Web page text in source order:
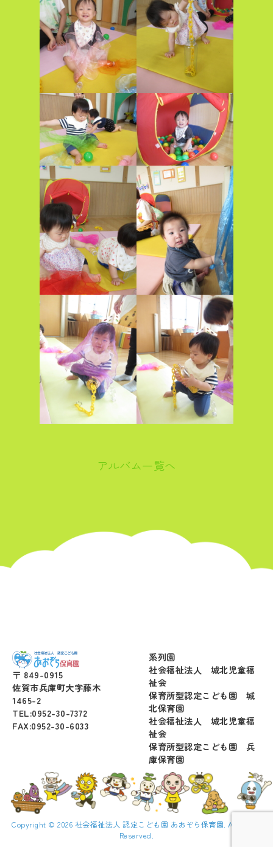
アルバム一覧へ
〒 849-0915
佐賀市兵庫町大字藤木
1465-2
TEL:0952-30-7372
FAX:0952-30-6033
系列園
社会福祉法人 城北児童福
祉会
保育所型認定こども園 城
北保育園
社会福祉法人 城北児童福
祉会
保育所型認定こども園 兵
庫保育園
Copyright © 2026 社会福祉法人 認定こども園 あおぞら保育園. All Rights
Reserved.